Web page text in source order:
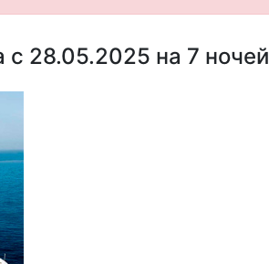
28.05.2025 на 7 ночей